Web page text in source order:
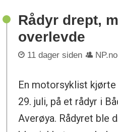
Rådyr drept,
overlevde
11 dager siden NP.no
En motorsyklist
29. juli, på et rådyr i
Averøya. Rådyret ble